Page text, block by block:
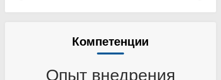
Компетенции
Опыт внедрения